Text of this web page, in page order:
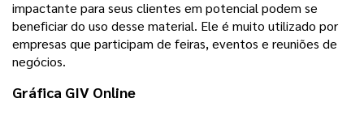
impactante para seus clientes em potencial podem se
beneficiar do uso desse material. Ele é muito utilizado por
empresas que participam de feiras, eventos e reuniões de
negócios.
Gráfica GIV Online